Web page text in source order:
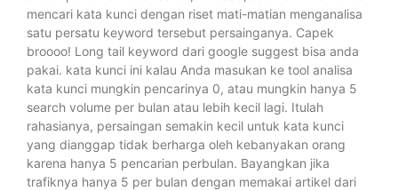
mencari kata kunci dengan riset mati-matian menganalisa
satu persatu keyword tersebut persainganya. Capek
broooo! Long tail keyword dari google suggest bisa anda
pakai. kata kunci ini kalau Anda masukan ke tool analisa
kata kunci mungkin pencarinya 0, atau mungkin hanya 5
search volume per bulan atau lebih kecil lagi. Itulah
rahasianya, persaingan semakin kecil untuk kata kunci
yang dianggap tidak berharga oleh kebanyakan orang
karena hanya 5 pencarian perbulan. Bayangkan jika
trafiknya hanya 5 per bulan dengan memakai artikel dari